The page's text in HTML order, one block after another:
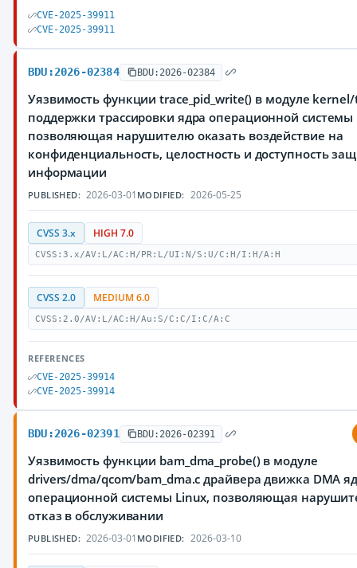
CVE-2025-39911
CVE-2025-39911
BDU:2026-02384 BDU:2026-02384
Уязвимость функции trace_pid_write() в модуле
поддержки трассировки ядра операционной системы
позволяющая нарушителю оказать воздействие на
конфиденциальность, целостность и доступность
информации
PUBLISHED: 2026-03-01 MODIFIED: 2026-05-25
CVSS 3.x HIGH 7.0
CVSS:3.x/AV:L/AC:H/PR:L/UI:N/S:U/C:H/I:H/A:H
CVSS 2.0 MEDIUM 6.0
CVSS:2.0/AV:L/AC:H/Au:S/C:C/I:C/A:C
REFERENCES
CVE-2025-39914
CVE-2025-39914
BDU:2026-02391 BDU:2026-02391
Уязвимость функции bam_dma_probe() в модуле
drivers/dma/qcom/bam_dma.c драйвера движка DMA
операционной системы Linux, позволяющая
отказ в обслуживании
PUBLISHED: 2026-03-01 MODIFIED: 2026-03-10